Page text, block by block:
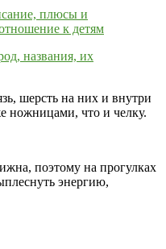
шерсть на них и внутри
ножницами, что и челку.
поэтому на прогулках
энергию,